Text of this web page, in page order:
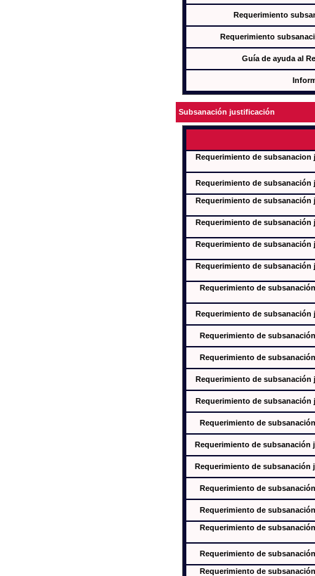
Requerimiento
Requerimiento
Guía de ayuda al
Subsanación justificación
Requerimiento de
Requerimiento de subsanación
Requerimiento de
Requerimiento de
Requerimiento de
Requerimiento de
Requerimiento de
Requerimiento de subsanación
Requerimiento de
Requerimiento de
Requerimiento de subsanación
Requerimiento de subsanación
Requerimiento de
Requerimiento de subsanación
Requerimiento de subsanación
Requerimiento de
Requerimiento de
Requerimiento de
Requerimiento de
Requerimiento de